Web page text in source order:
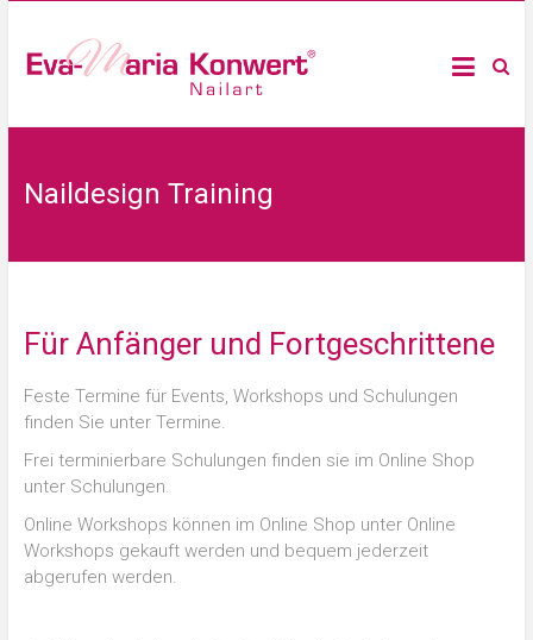
Naildesign Training
Für Anfänger und Fortgeschrittene
Feste Termine für Events, Workshops und Schulungen
finden Sie unter Termine.
Frei terminierbare Schulungen finden sie im Online Shop
unter Schulungen.
Online Workshops können im Online Shop unter Online
Workshops gekauft werden und bequem jederzeit
abgerufen werden.